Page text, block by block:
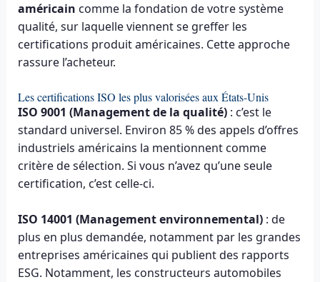
américain comme la fondation de votre système
qualité, sur laquelle viennent se greffer les
certifications produit américaines. Cette approche
rassure l’acheteur.
Les certifications ISO les plus valorisées aux États-Unis
ISO 9001 (Management de la qualité): c’est le
standard universel. Environ 85 % des appels d’offres
industriels américains la mentionnent comme
critère de sélection. Si vous n’avez qu’une seule
certification, c’est celle-ci.
ISO 14001 (Management environnemental): de
plus en plus demandée, notamment par les grandes
entreprises américaines qui publient des rapports
ESG. Notamment, les constructeurs automobiles